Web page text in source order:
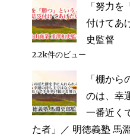
「努力
付けてあ
史監督
2.2k件のビュー
「棚か
のは、幸
一番近く
た者」／ 明徳義塾 馬